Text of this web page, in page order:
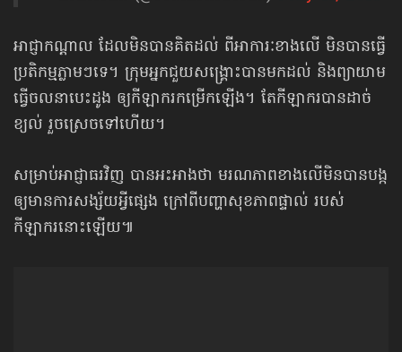
អាជ្ញាកណ្ដាល ដែលមិនបានគិតដល់ ពីអាការៈខាងលើ មិនបានធ្វើ
ប្រតិកម្មភ្លាមៗទេ។ ក្រុមអ្នកជួយសង្គ្រោះបានមកដល់ និងព្យាយាម
ធ្វើចលនាបេះដូង ឲ្យកីឡាករកម្រើកឡើង។ តែកីឡាករបានដាច់
ខ្យល់ រួចស្រេចទៅហើយ។
សម្រាប់អាជ្ញាធរវិញ បានអះអាងថា មរណភាពខាងលើ​មិនបានបង្ក
ឲ្យមានការសង្ស័យអ្វីផ្សេង ក្រៅពីបញ្ហាសុខភាពផ្ទាល់ របស់
កីឡាករនោះឡើយ៕